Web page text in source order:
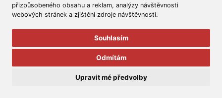
přizpůsobeného obsahu a reklam, analýzy návštěvnosti
webových stránek a zjištění zdroje návštěvnosti.
Souhlasím
Odmítám
Upravit mé předvolby
Všeobecné obchodní podmínky Reklamační řád
Ochrana osobních údajů
Aukční Galerie Platýz
Všechna práva vyhrazena.